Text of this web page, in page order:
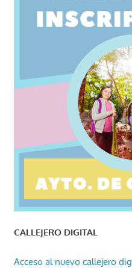
CALLEJERO DIGITAL
Acceso al nuevo callejero